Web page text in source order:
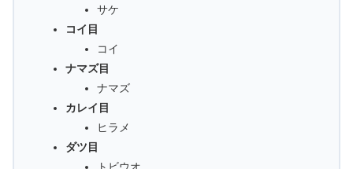
サケ
コイ目
コイ
ナマズ目
ナマズ
カレイ目
ヒラメ
ダツ目
トビウオ